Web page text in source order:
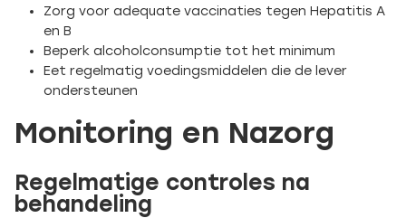
Zorg voor adequate vaccinaties tegen Hepatitis A
en B
Beperk alcoholconsumptie tot het minimum
Eet regelmatig voedingsmiddelen die de lever
ondersteunen
Monitoring en Nazorg
Regelmatige controles na
behandeling